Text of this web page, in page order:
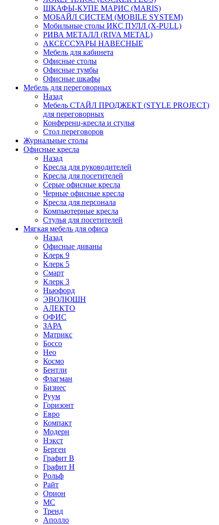
ШКАФЫ-КУПЕ МАРИС (MARIS)
МОБАЙЛ СИСТЕМ (MOBILE SYSTEM)
Мобильные столы ИКС ПУЛЛ (X-PULL)
РИВА МЕТАЛЛ (RIVA METAL)
АКСЕССУАРЫ НАВЕСНЫЕ
Мебель для кабинета
Офисные столы
Офисные тумбы
Офисные шкафы
Мебель для переговорных
Назад
Мебель СТАЙЛ ПРОДЖЕКТ (STYLE PROJECT)
для переговорных
Конференц-кресла и стулья
Стол переговоров
Журнальные столы
Офисные кресла
Назад
Кресла для руководителей
Кресла для посетителей
Серые офисные кресла
Черные офисные кресла
Кресла для персонала
Компьютерные кресла
Стулья для посетителей
Мягкая мебель для офиса
Назад
Офисные диваны
Клерк 9
Клерк 5
Смарт
Клерк 3
Ньюфорд
ЭВОЛЮШН
АЛЕКТО
ОФИС
ЗАРА
Матрикс
Боссо
Нео
Космо
Бентли
Флагман
Бизнес
Руум
Горизонт
Евро
Компакт
Модерн
Нэкст
Берген
Графит В
Графит Н
Рольф
Райт
Орион
МС
Тренд
Аполло